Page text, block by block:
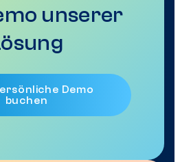
unserer
Demo
buchen